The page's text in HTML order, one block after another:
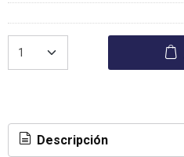
Descripción